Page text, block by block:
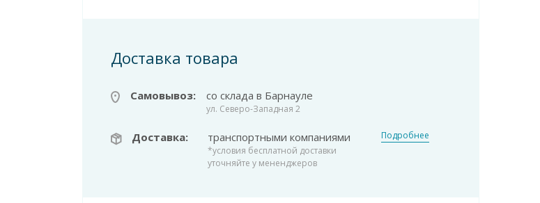
Доставка товара
Самовывоз: со склада в Барнауле
ул. Северо-Западная 2
Доставка: транспортными компаниями
*условия бесплатной доставки
уточняйте у мененджеров
Подробнее